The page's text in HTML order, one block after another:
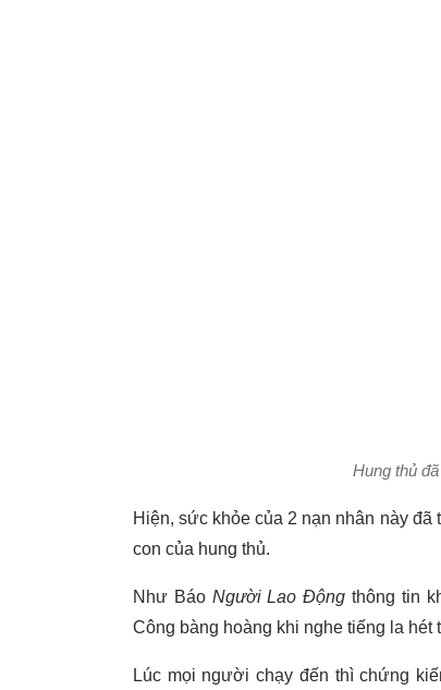
Hung thủ
Hiện, sức khỏe của 2 nạn nhân này
con của hung thủ.
Như BáoNgười Lao Độngthông tin
Công bàng hoàng khi nghe tiếng la
Lúc mọi người chạy đến thì chứng